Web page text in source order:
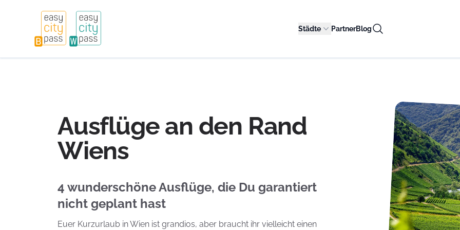
Städte PartnerBlog
Ausflüge an den Rand
Wiens
4 wunderschöne Ausflüge, die Du garantiert
nicht geplant hast
Euer Kurzurlaub in Wien ist grandios, aber braucht ihr vielleicht einen